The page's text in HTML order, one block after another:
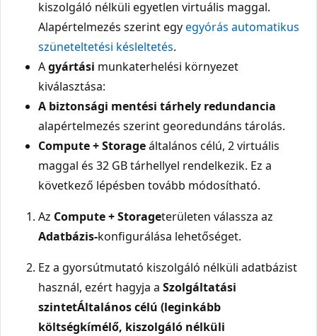
kiszolgáló nélküli egyetlen virtuális maggal.
Alapértelmezés szerint egyegyórás automatikus
szüneteltetési késleltetés.
Agyártási munkaterhelési környezet
kiválasztása:
A biztonsági mentési tárhely redundancia
alapértelmezés szerint georedundáns tárolás.
Compute + Storageáltalános célú, 2 virtuális
maggal és 32 GB tárhellyel rendelkezik. Ez a
következő lépésben tovább módosítható.
Az Compute + Storageterületen válassza az
Adatbázis-konfigurálása lehetőséget.
Ez a gyorsútmutató kiszolgáló nélküli adatbázist
használ, ezért hagyja a Szolgáltatási
szintetÁltalános célú (leginkább
költségkímélő, kiszolgáló nélküli